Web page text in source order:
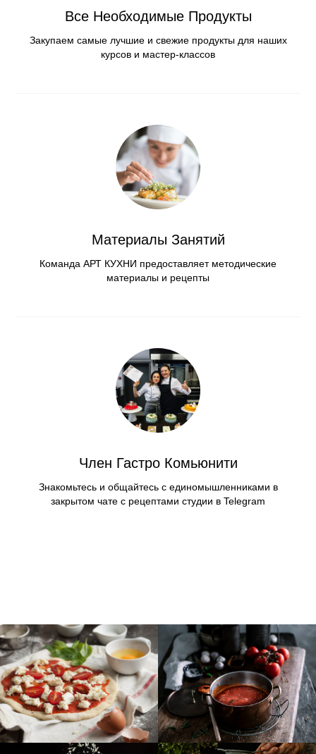
Все Необходимые Продукты
Закупаем самые лучшие и свежие продукты для наших
курсов и мастер-классов
Материалы Занятий
Команда АРТ КУХНИ предоставляет методические
материалы и рецепты
Член Гастро Комьюнити
Знакомьтесь и общайтесь с единомышленниками в
закрытом чате с рецептами студии в Telegram